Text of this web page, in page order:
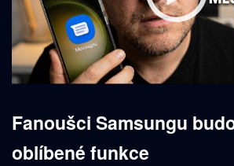
Fanoušci Samsungu
oblíbené funkce